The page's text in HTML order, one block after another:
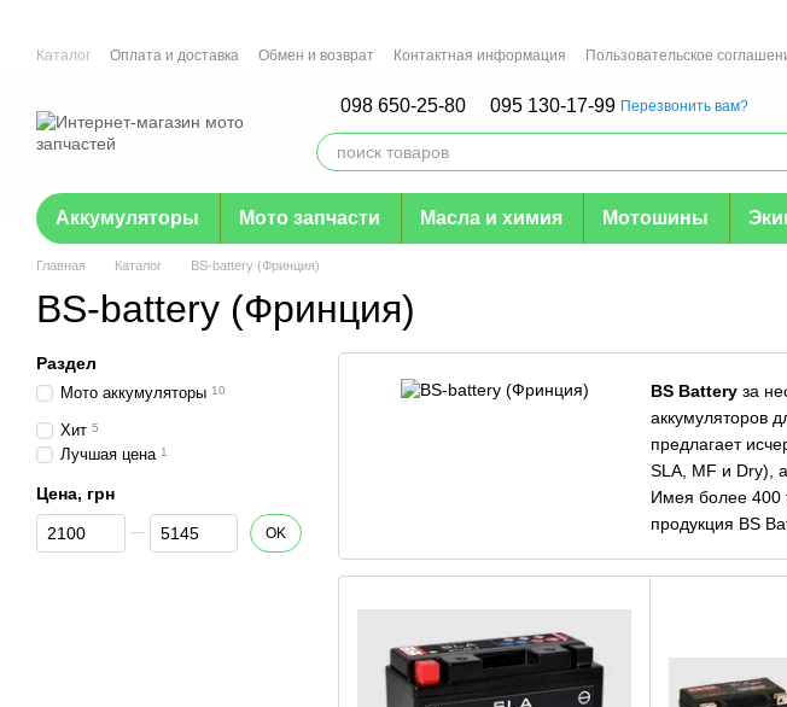
Каталог Оплата и доставка Обмен и возврат Контактная информация Пользовательское
098 650-25-80 095 130-17-99 Перезвонить вам?
Аккумуляторы Мото запчасти Масла и химия Мотошины
Главная Каталог BS-battery (Фринция)
BS-battery (Фринция)
BS Battery за
аккумуляторов
предлагает
SLA, MF и Dry),
Имея более 400
продукция BS
Раздел
Мото аккумуляторы 10
Хит 5
Лучшая цена 1
Цена, грн
От Цена, грн
До Цена, грн OK